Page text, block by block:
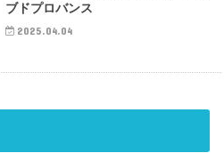
ブドプロバンス
2025.04.04